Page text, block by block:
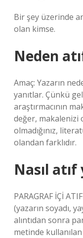
Bir şey üzerinde
olan kimse.
Neden
Amaç: Yazarın
yanıtlar. Çünkü
araştırmacının
değer, makalenizi
olmadığınız,
olandan farklıdır.
Nasıl atıf
PARAGRAF İÇİ
(yazarın soyadı,
alıntıdan sonra
metinde